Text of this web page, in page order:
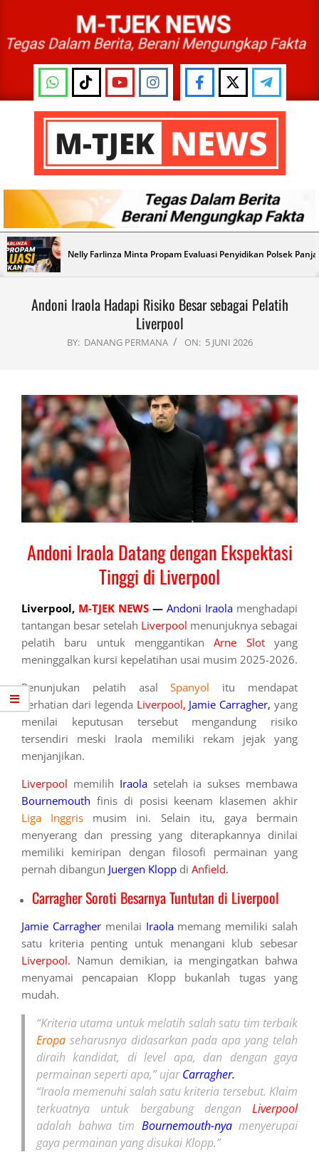
content
M-
TJEK
NEWS
Primary
Navigation
Menu
Nelly Farlinza Minta Propam Evaluasi Penyidikan Polsek
Andoni Iraola Hadapi Risiko Besar sebagai Pelatih
Liverpool
BY: DANANG PERMANA ON: 5 JUNI 2026
Andoni Iraola Datang dengan Ekspektasi
Tinggi di Liverpool
Liverpool, M-TJEK NEWS — Andoni Iraola menghadapi
tantangan besar setelah Liverpool menunjuknya sebagai
pelatih baru untuk menggantikanArne Slotyang
meninggalkan kursi kepelatihan usai musim 2025-2026.
Penunjukan pelatih asalSpanyol itu mendapat
perhatian dari legenda Liverpool, Jamie Carragher, yang
menilai keputusan tersebut mengandung risiko
tersendiri meski Iraola memiliki rekam jejak yang
menjanjikan.
Liverpool memilih Iraolasetelah ia sukses membawa
Bournemouth finis di posisi keenam klasemen akhir
Liga Inggris musim ini. Selain itu, gaya bermain
menyerang dan pressing yang diterapkannya dinilai
memiliki kemiripan dengan filosofi permainan yang
pernah dibangun Juergen Klopp di Anfield.
Carragher Soroti Besarnya Tuntutan di Liverpool
Jamie Carraghermenilai Iraolamemang memiliki salah
satu kriteria penting untuk menangani klub sebesar
Liverpool. Namun demikian, ia mengingatkan bahwa
menyamai pencapaian Klopp bukanlah tugas yang
mudah.
“Kriteria utama untuk melatih salah satu tim terbaik
Eropa seharusnya didasarkan pada apa yang telah
diraih kandidat, di level apa, dan dengan gaya
permainan seperti apa,” ujarCarragher.
“Iraola memenuhi salah satu kriteria tersebut. Klaim
terkuatnya untuk bergabung dengan Liverpool
adalah bahwa tim Bournemouth-nyamenyerupai
gaya permainan yang disukai Klopp.”